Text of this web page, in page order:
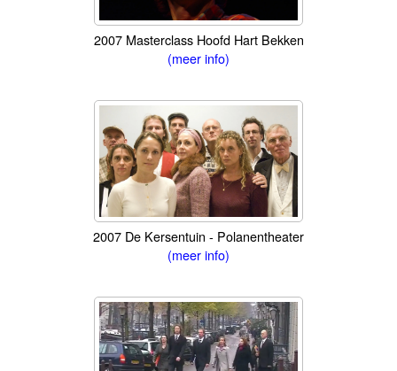
2007 Masterclass Hoofd Hart Bekken
(meer info)
2007 De Kersentuin - Polanentheater
(meer info)